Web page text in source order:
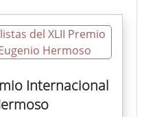
Internacional